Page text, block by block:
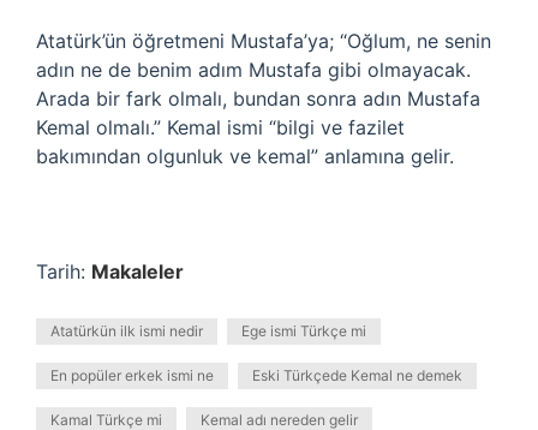
Atatürk’ün öğretmeni Mustafa’ya; “Oğlum, ne senin
adın ne de benim adım Mustafa gibi olmayacak.
Arada bir fark olmalı, bundan sonra adın Mustafa
Kemal olmalı.” Kemal ismi “bilgi ve fazilet
bakımından olgunluk ve kemal” anlamına gelir.
Tarih: Makaleler
Atatürkün ilk ismi nedir Ege ismi Türkçe mi
En popüler erkek ismi ne Eski Türkçede Kemal ne demek
Kamal Türkçe mi Kemal adı nereden gelir